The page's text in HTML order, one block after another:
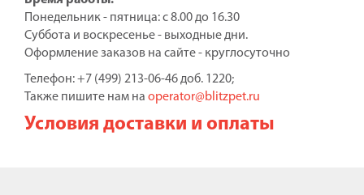
Понедельник - пятница: с 8.00 до 16.30
Суббота и воскресенье - выходные дни.
Оформление заказов на сайте - круглосуточно
Телефон: +7 (499) 213-06-46 доб. 1220;
Также пишите нам на operator@blitzpet.ru
Условия доставки и оплаты